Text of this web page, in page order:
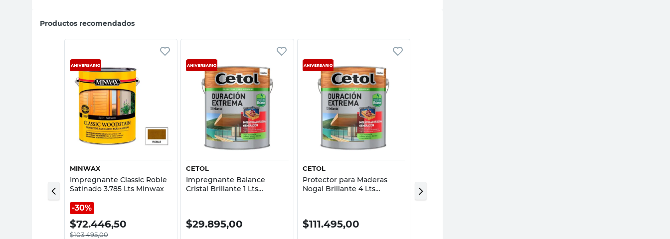
Productos recomendados
Vista rápida
MINWAX
Impregnante Classic Roble
Satinado 3.785 Lts Minwax
30%
$72.446,50
$103.495,00
Vista rápida
CETOL
Impregnante Balance
Cristal Brillante 1 Lts
$29.895,00
Vista rápida
CETOL
Protector para Maderas
Nogal Brillante 4 Lts
$111.495,00
Satinado 3,785 Lts Minwax